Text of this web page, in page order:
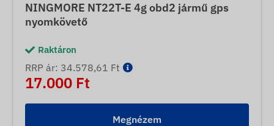
NINGMORE NT22T-E 4g obd2 jármű gps
nyomkövető
Raktáron
RRP ár: 34.578,61 Ft
17.000 Ft
Megnézem